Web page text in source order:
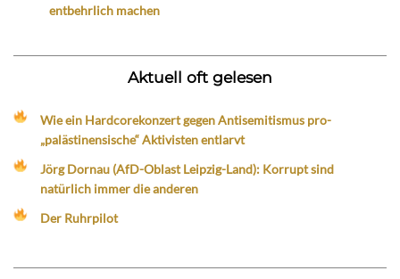
entbehrlich machen
Aktuell oft gelesen
Wie ein Hardcorekonzert gegen Antisemitismus pro-
„palästinensische“ Aktivisten entlarvt
Jörg Dornau (AfD-Oblast Leipzig-Land): Korrupt sind
natürlich immer die anderen
Der Ruhrpilot